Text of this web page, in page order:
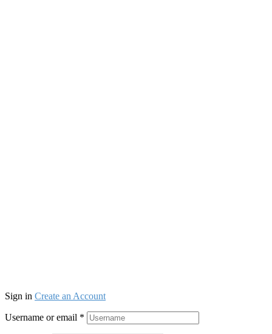
Sign in Create an Account
Username or email *